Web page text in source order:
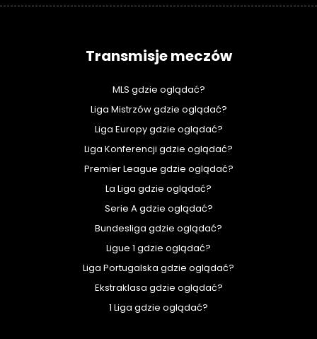
Transmisje meczów
MLS gdzie oglądać?
Liga Mistrzów gdzie oglądać?
Liga Europy gdzie oglądać?
Liga Konferencji gdzie oglądać?
Premier League gdzie oglądać?
La Liga gdzie oglądać?
Serie A gdzie oglądać?
Bundesliga gdzie oglądać?
Ligue 1 gdzie oglądać?
Liga Portugalska gdzie oglądać?
Ekstraklasa gdzie oglądać?
1 Liga gdzie oglądać?